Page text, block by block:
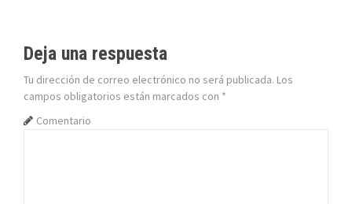
g
a
c
i
Deja una respuesta
Tu dirección de correo electrónico no será publicada. Los
campos obligatorios están marcados con *
Comentario